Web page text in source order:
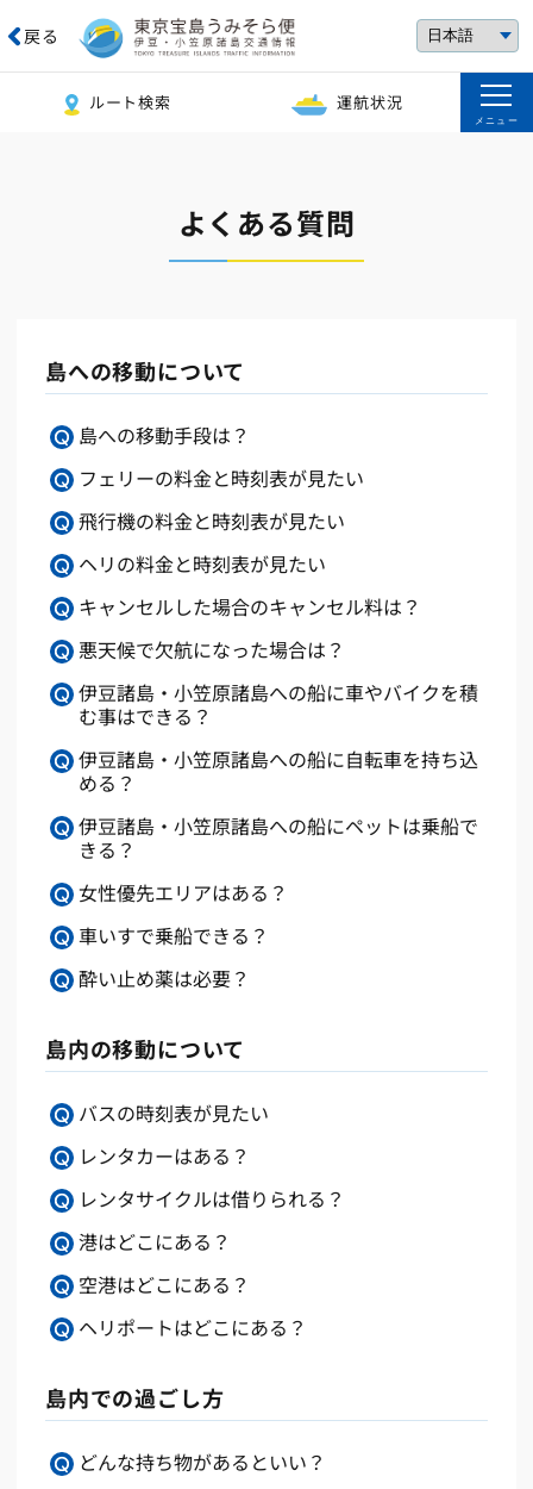
戻る
ルート検索 運航状況
メニュー
よくある質問
島への移動について
島への移動手段は？
フェリーの料金と時刻表が見たい
飛行機の料金と時刻表が見たい
ヘリの料金と時刻表が見たい
キャンセルした場合のキャンセル料は？
悪天候で欠航になった場合は？
伊豆諸島・小笠原諸島への船に車やバイクを積
む事はできる？
伊豆諸島・小笠原諸島への船に自転車を持ち込
める？
伊豆諸島・小笠原諸島への船にペットは乗船で
きる？
女性優先エリアはある？
車いすで乗船できる？
酔い止め薬は必要？
島内の移動について
バスの時刻表が見たい
レンタカーはある？
レンタサイクルは借りられる？
港はどこにある？
空港はどこにある？
ヘリポートはどこにある？
島内での過ごし方
どんな持ち物があるといい？